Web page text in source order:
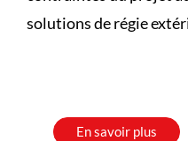
solutions de régie
En savoir plus